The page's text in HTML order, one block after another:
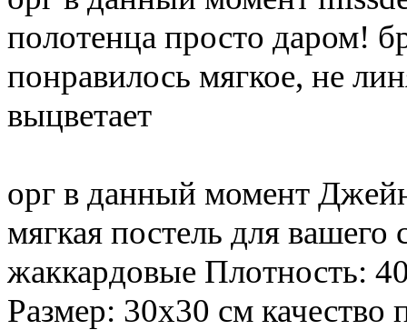
полотенца просто даром!
понравилось мягкое, не
выцветает
орг в данный момент
мягкая постель для
жаккардовые Плотность:
Размер: 30x30 см качество